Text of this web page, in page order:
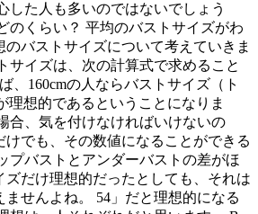
した人も多いのではないでしょう
のくらい？ 平均のバストサイズがわ
バストサイズについて考えていきま
サイズは、次の計算式で求めること
、160cmの人ならバストサイズ（ト
理想的であるということになりま
合、気を付けなければいけないの
けでも、その数値になることができる
プバストとアンダーバストの差がほ
ズだけ理想的だったとしても、それは
せんよね。 54」だと理想的になる